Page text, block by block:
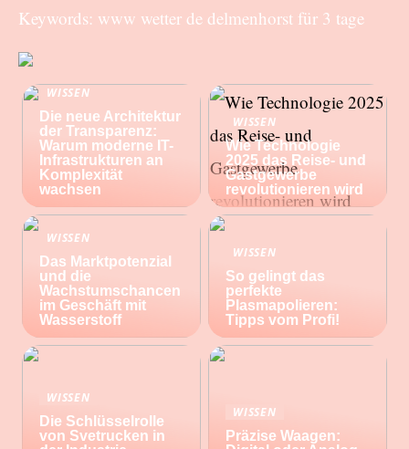
Keywords: www wetter de delmenhorst für 3 tage
WISSEN
Die neue Architektur
der Transparenz:
Warum moderne IT-
Infrastrukturen an
Komplexität
wachsen
WISSEN
Wie Technologie
2025 das Reise- und
Gastgewerbe
revolutionieren wird
WISSEN
Das Marktpotenzial
und die
Wachstumschancen
im Geschäft mit
Wasserstoff
WISSEN
So gelingt das
perfekte
Plasmapolieren:
Tipps vom Profi!
WISSEN
Die Schlüsselrolle
von Svetrucken in
WISSEN
Präzise Waagen: